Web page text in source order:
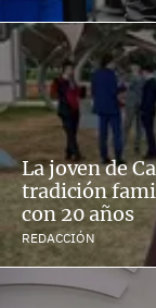
La joven de
tradición
con 20 años
REDACCIÓN